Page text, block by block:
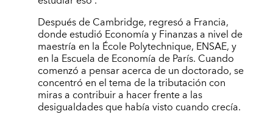
Después de Cambridge, regresó a Francia,
donde estudió Economía y Finanzas a nivel de
maestría en la École Polytechnique, ENSAE, y
en la Escuela de Economía de París. Cuando
comenzó a pensar acerca de un doctorado, se
concentró en el tema de la tributación con
miras a contribuir a hacer frente a las
desigualdades que había visto cuando crecía.